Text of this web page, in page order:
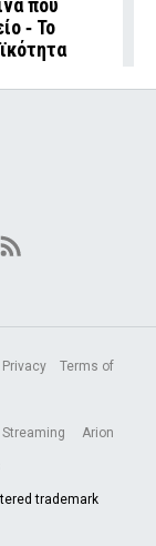
που
‑ Το
Privacy Terms of
Streaming Arion
trademark